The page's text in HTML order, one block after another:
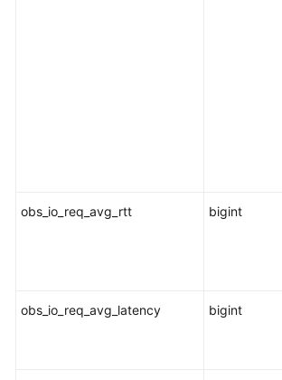
obs_io_req_avg_rtt bigint
obs_io_req_avg_latency bigint